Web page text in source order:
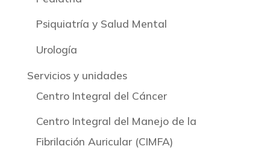
Psiquiatría y Salud Mental
Urología
Servicios y unidades
Centro Integral del Cáncer
Centro Integral del Manejo de la
Fibrilación Auricular (CIMFA)